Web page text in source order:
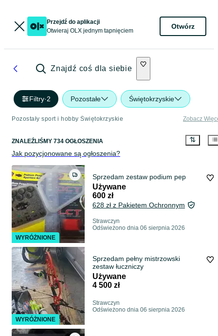
Przejdź do aplikacji
Otwieraj OLX jednym tapnięciem
Otwórz
Znajdź coś dla siebie
Filtry·2 Pozostałe Świętokrzyskie
Pozostały sport i hobby Świętokrzyskie Zobacz
ZNALEŹLIŚMY 734 OGŁOSZENIA
Jak pozycjonowane są ogłoszenia?
Sprzedam zestaw podium pep
Używane
600 zł
628 zł z Pakietem Ochronnym
Strawczyn
Odświeżono dnia 06 sierpnia 2026
Sprzedam pełny mistrzowski
zestaw łuczniczy
Używane
4 500 zł
Strawczyn
Odświeżono dnia 06 sierpnia 2026
WYRÓŻNIONE
WYRÓŻNIONE